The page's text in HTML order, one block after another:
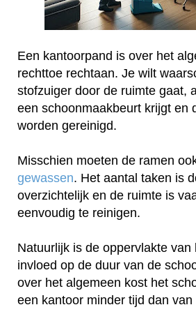
Een kantoorpand is over het
rechttoe rechtaan. Je wilt
stofzuiger door de ruimte gaat,
een schoonmaakbeurt krijgt en
worden gereinigd.
Misschien moeten de ramen
gewassen. Het aantal taken is
overzichtelijk en de ruimte is
eenvoudig te reinigen.
Natuurlijk is de oppervlakte van
invloed op de duur van de
over het algemeen kost het
een kantoor minder tijd dan